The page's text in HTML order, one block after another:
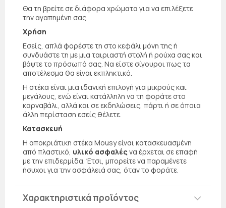
Θα τη βρείτε σε διάφορα χρώματα για να επιλέξετε
την αγαπημένη σας.
Χρήση
Εσείς, απλά φορέστε τη στο κεφάλι μόνη της ή
συνδυάστε τη με μια ταιριαστή στολή ή ρούχα σας και
βάψτε το πρόσωπό σας. Να είστε σίγουροι πως τα
αποτέλεσμα θα είναι εκπληκτικό.
Η στέκα είναι μια ιδανική επιλογή για μικρούς και
μεγάλους, ενώ είναι κατάλληλη να τη φοράτε στο
καρναβάλι, αλλά και σε εκδηλώσεις, πάρτι ή σε όποια
άλλη περίσταση εσείς θέλετε.
Κατασκευή
Η αποκριάτικη στέκα Mousy είναι κατασκευασμένη
από πλαστικό, υλικό ασφαλές να έρχεται σε επαφή
με την επιδερμίδα. Έτσι, μπορείτε να παραμένετε
ήσυχοι για την ασφάλειά σας, όταν το φοράτε.
Χαρακτηριστικά προϊόντος